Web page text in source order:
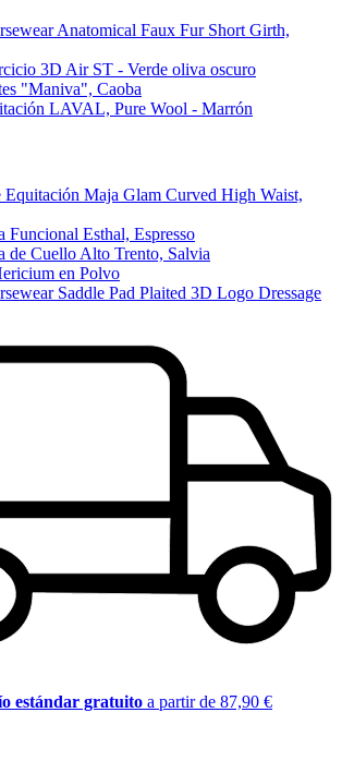
Anatomical Faux Fur Short Girth,
3D Air ST - Verde oliva oscuro
"Maniva", Caoba
LAVAL, Pure Wool - Marrón
Equitación Maja Glam Curved High Waist,
Funcional Esthal, Espresso
de Cuello Alto Trento, Salvia
en Polvo
Saddle Pad Plaited 3D Logo Dressage
estándar gratuito a partir de 87,90 €